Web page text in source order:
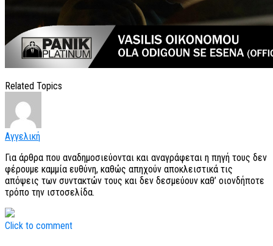
Related Topics
Αγγελική
Για άρθρα που αναδημοσιεύονται και αναγράφεται η πηγή τους δεν
φέρουμε καμμία ευθύνη, καθώς απηχούν αποκλειστικά τις
απόψεις των συντακτών τους και δεν δεσμεύουν καθ’ οιονδήποτε
τρόπο την ιστοσελίδα.
Click to comment